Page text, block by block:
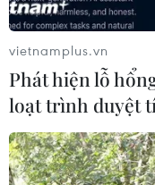
vietnamplus.vn
Phát hiện lỗ
loạt trình duyệt